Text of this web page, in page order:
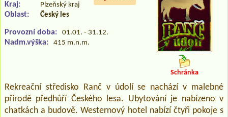
Kraj: Plzeňský kraj
Oblast: Český les
Provozní doba: 01.01. - 31.12.
Nadm.výška: 415 m.n.m.
Schránka
Rekreační středisko Ranč v údolí se nachází v malebné
přírodě předhůří Českého lesa. Ubytování je nabízeno v
chatkách a budově. Westernový hotel nabízí čtyři pokoje s